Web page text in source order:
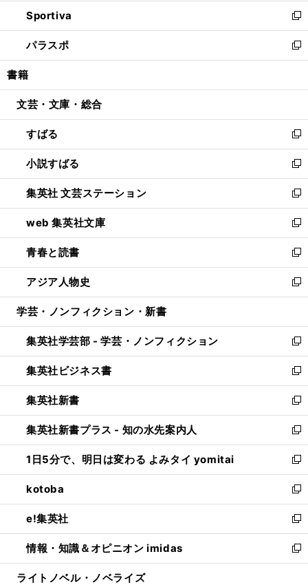
く
ド
ウ
で
開
ウ
ィ
ン
ド
ウ
開
し
い
ウ
ィ
ン
ウ
開
く
Sportiva
新
し
い
ウ
ン
ウ
で
開
く
パラスポ
新
し
ウ
ン
ド
ウ
で
開
く
書籍
文芸・文庫・総合
すばる
新
し
い
ウ
ィ
ン
ド
ウ
で
開
く
小説すばる
新
し
い
ウ
ィ
ン
ド
ウ
で
開
集英社 文芸ステーション
新
し
い
ウ
ィ
ン
ド
ウ
開
く
web 集英社文庫
新
し
い
ウ
ィ
ン
ウ
で
開
く
青春と読書
新
し
い
ウ
ン
ド
ウ
で
開
く
アジア人物史
新
し
ウ
ィ
ン
ド
ウ
で
開
く
学芸・ノンフィクション・新書
集英社学芸部 - 学芸・ノンフィクション
新
し
い
ウ
ィ
ン
ド
ウ
で
開
く
集英社ビジネス書
新
し
い
ウ
ィ
ン
ド
ウ
で
開
く
集英社新書
新
し
い
ウ
ィ
ン
ド
ウ
で
開
く
集英社新書プラス - 知の水先案内人
新
し
い
ウ
ィ
ン
ド
ウ
で
開
1日5分で、明日は変わる よみタイ yomitai
新
し
い
ウ
ィ
ン
ド
ウ
kotoba
新
し
い
ウ
ィ
ン
e!集英社
新
し
い
ウ
情報・知識＆オピニオン imidas
新
し
ライトノベル・ノベライズ